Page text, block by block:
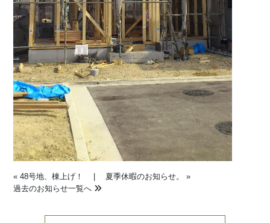
«48号地、棟上げ！ | 夏季休暇のお知らせ。
»
過去のお知らせ一覧へ